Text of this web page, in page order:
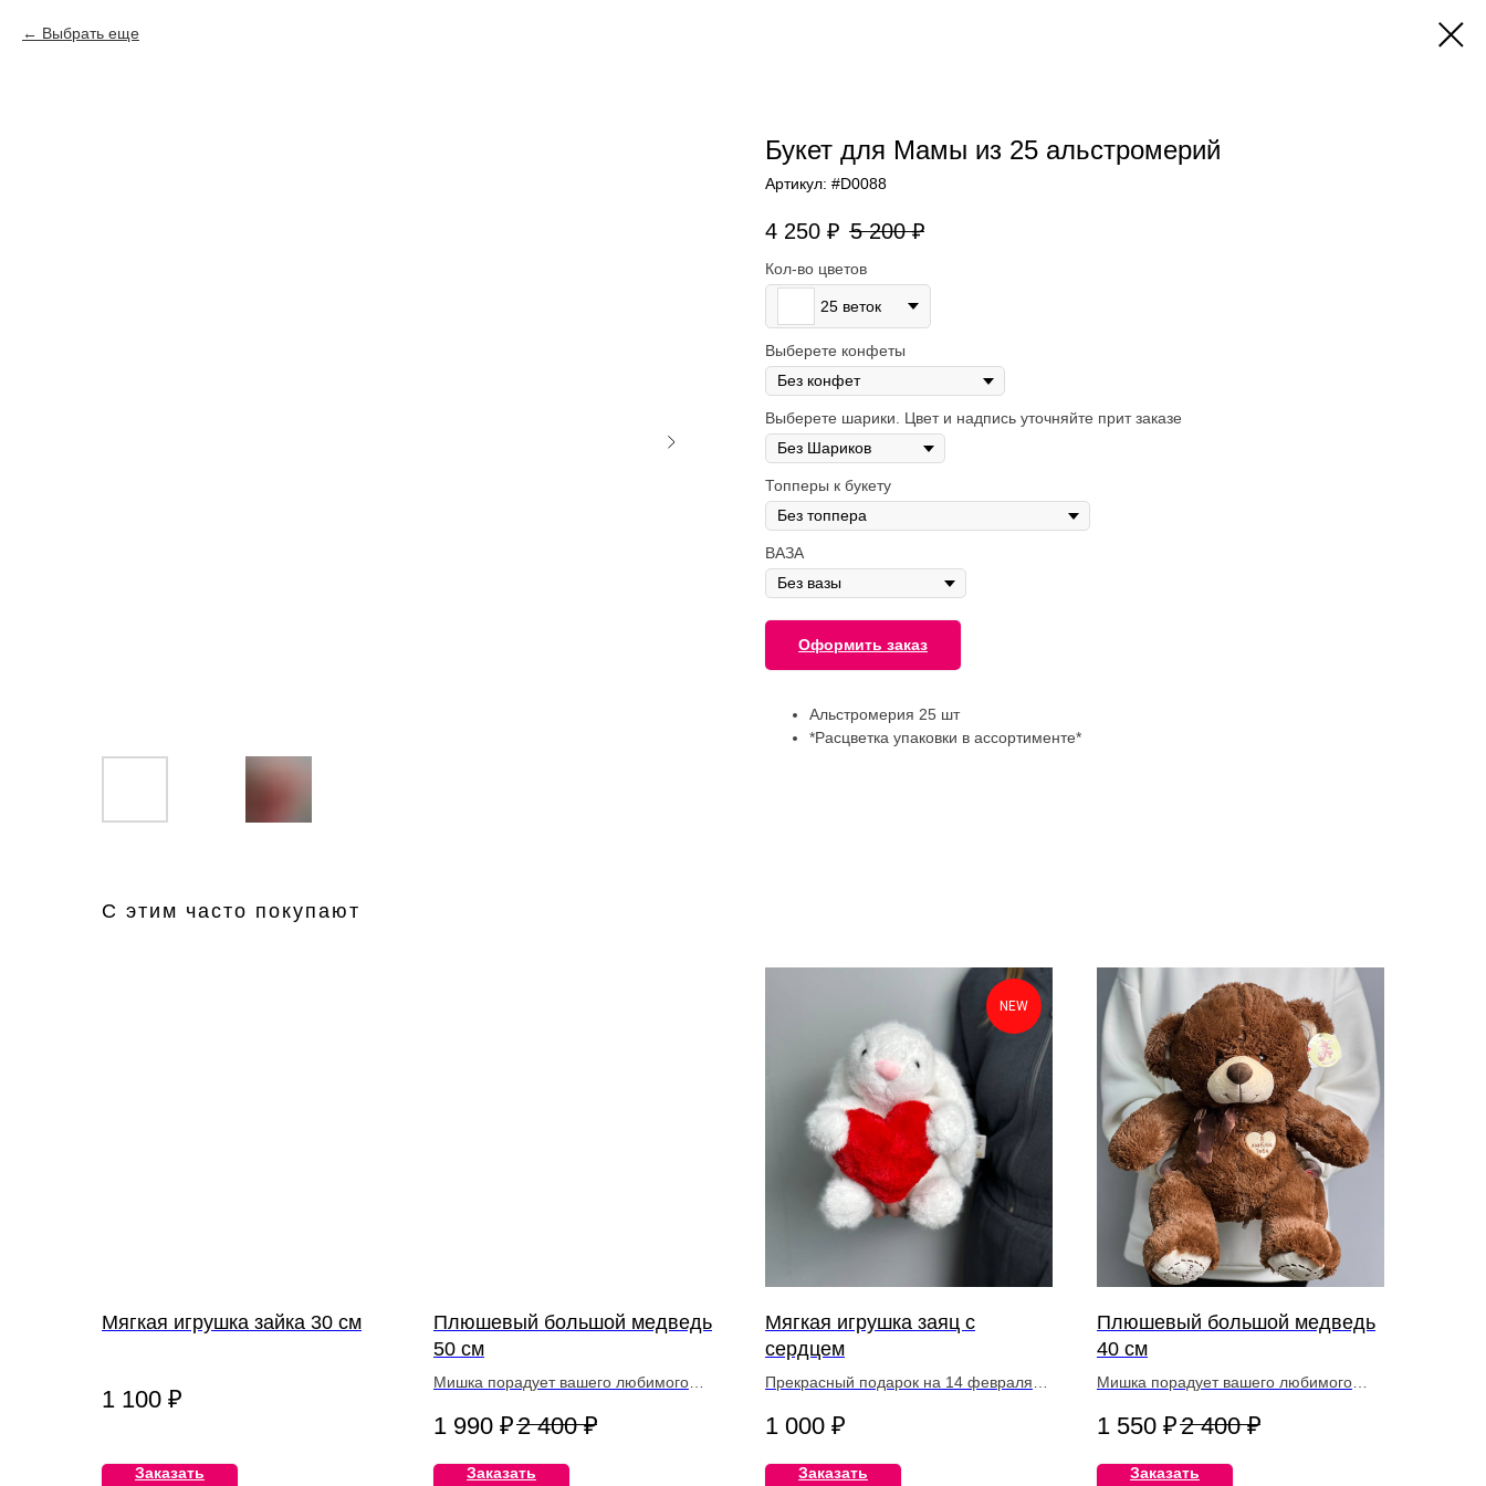
Выбрать еще
Букет для Мамы из 25 альстромерий
Артикул: #D0088
4 250 ₽ 5 200 ₽
Кол-во цветов
25 веток
Выберете конфеты
Выберете шарики. Цвет и надпись уточняйте прит заказе
Топперы к букету
ВАЗА
Оформить заказ
Альстромерия 25 шт
*Расцветка упаковки в ассортименте*
С этим часто покупают
Мягкая игрушка зайка 30 см
1 100 ₽
Заказать
Плюшевый большой медведь
50 см
Мишка порадует вашего любимого
1 990 ₽2 400 ₽
Заказать
NEW
Мягкая игрушка заяц с
сердцем
Прекрасный подарок на 14 февраля
1 000 ₽
Заказать
Плюшевый большой медведь
40 см
Мишка порадует вашего любимого
1 550 ₽2 400 ₽
Заказать